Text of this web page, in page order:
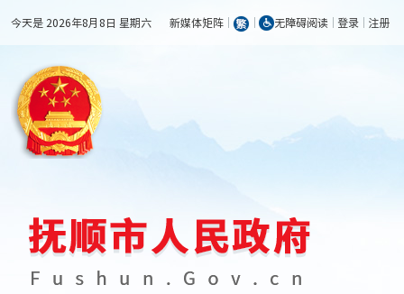
今天是 2026年8月8日 星期六 新媒体矩阵 无障碍阅读 登录 注册